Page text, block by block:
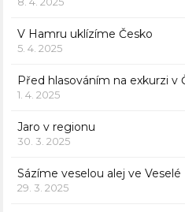
V Hamru uklízíme Česko
5. 4. 2025
Před hlasováním na exkurzi v
1. 4. 2025
Jaro v regionu
30. 3. 2025
Sázíme veselou alej ve Veselé
29. 3. 2025